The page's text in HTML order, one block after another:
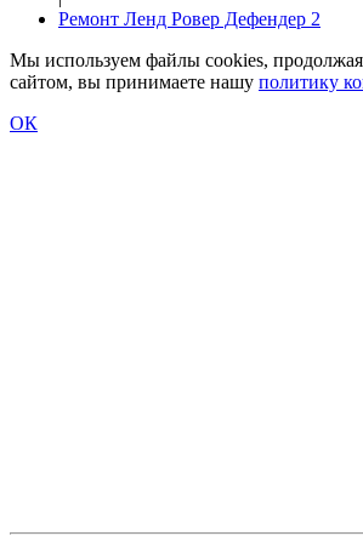
Ремонт Ленд Ровер Дефендер 2
Мы используем файлы cookies, продолжая
сайтом, вы принимаете нашу политику
ОК